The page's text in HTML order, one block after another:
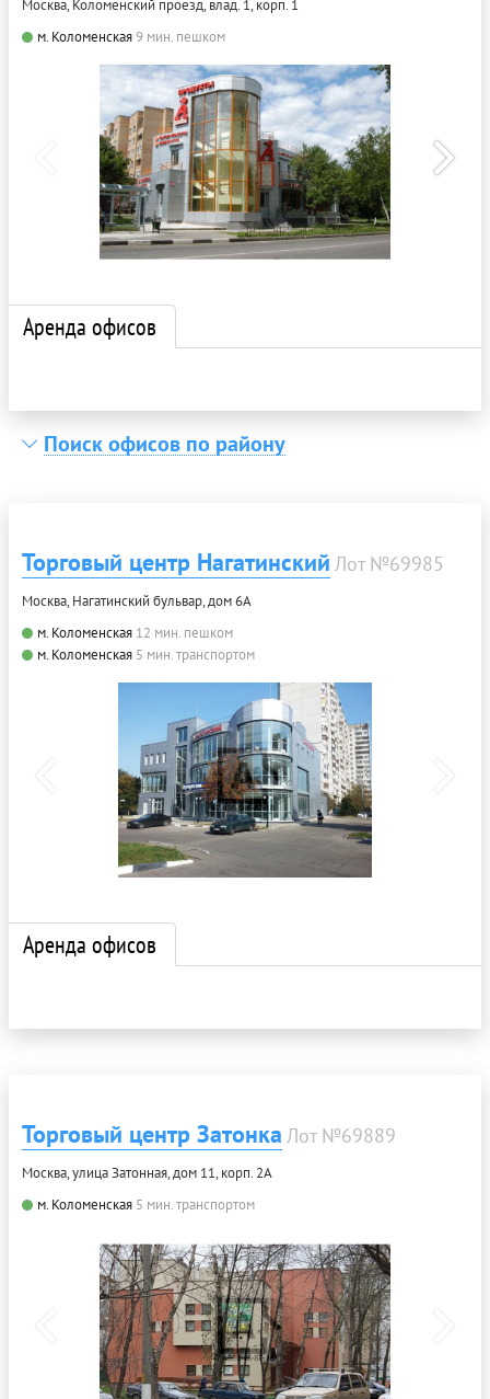
Москва, Коломенский проезд, влад. 1, корп. 1
м. Коломенская9 мин. пешком
Аренда офисов
Поиск офисов по району
Торговый центр Нагатинский Лот №69985
Москва, Нагатинский бульвар, дом 6А
м. Коломенская 12 мин. пешком
м. Коломенская 5 мин. транспортом
Аренда офисов
Торговый центр Затонка Лот №69889
Москва, улица Затонная, дом 11, корп. 2А
м. Коломенская 5 мин. транспортом